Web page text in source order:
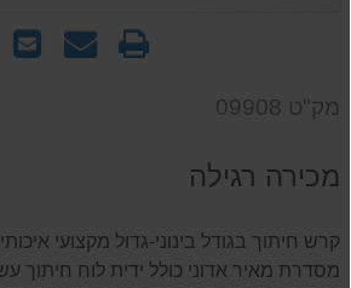
שלח
שאל
מק"ט 09908
מכירה רגילה
קרש חיתוך בגודל בינוני-גדול מקצועי
מסדרת מאיר אדוני כולל ידית לוח חיתוך